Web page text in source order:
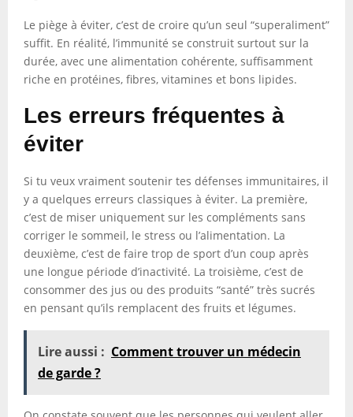
Le piège à éviter, c’est de croire qu’un seul “superaliment”
suffit. En réalité, l’immunité se construit surtout sur la
durée, avec une alimentation cohérente, suffisamment
riche en protéines, fibres, vitamines et bons lipides.
Les erreurs fréquentes à
éviter
Si tu veux vraiment soutenir tes défenses immunitaires, il
y a quelques erreurs classiques à éviter. La première,
c’est de miser uniquement sur les compléments sans
corriger le sommeil, le stress ou l’alimentation. La
deuxième, c’est de faire trop de sport d’un coup après
une longue période d’inactivité. La troisième, c’est de
consommer des jus ou des produits “santé” très sucrés
en pensant qu’ils remplacent des fruits et légumes.
Lire aussi : Comment trouver un médecin
de garde ?